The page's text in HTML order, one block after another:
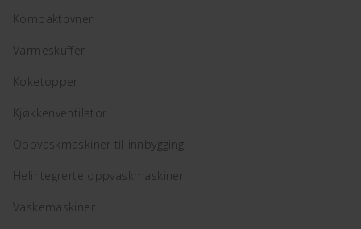
Kompaktovner
Varmeskuffer
Koketopper
Kjøkkenventilator
Oppvaskmaskiner til innbygging
Helintegrerte oppvaskmaskiner
Vaskemaskiner